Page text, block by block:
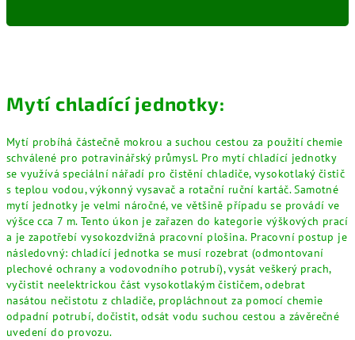
Mytí chladící jednotky:
Mytí probíhá částečně mokrou a suchou cestou za použití chemie
schválené pro potravinářský průmysl. Pro mytí chladící jednotky
se využívá speciální nářadí pro čistění chladiče, vysokotlaký čistič
s teplou vodou, výkonný vysavač a rotační ruční kartáč. Samotné
mytí jednotky je velmi náročné, ve většině případu se provádí ve
výšce cca 7 m. Tento úkon je zařazen do kategorie výškových prací
a je zapotřebí vysokozdvižná pracovní plošina. Pracovní postup je
následovný: chladící jednotka se musí rozebrat (odmontovaní
plechové ochrany a vodovodního potrubí), vysát veškerý prach,
vyčistit neelektrickou část vysokotlakým čističem, odebrat
nasátou nečistotu z chladiče, propláchnout za pomocí chemie
odpadní potrubí, dočistit, odsát vodu suchou cestou a závěrečné
uvedení do provozu.